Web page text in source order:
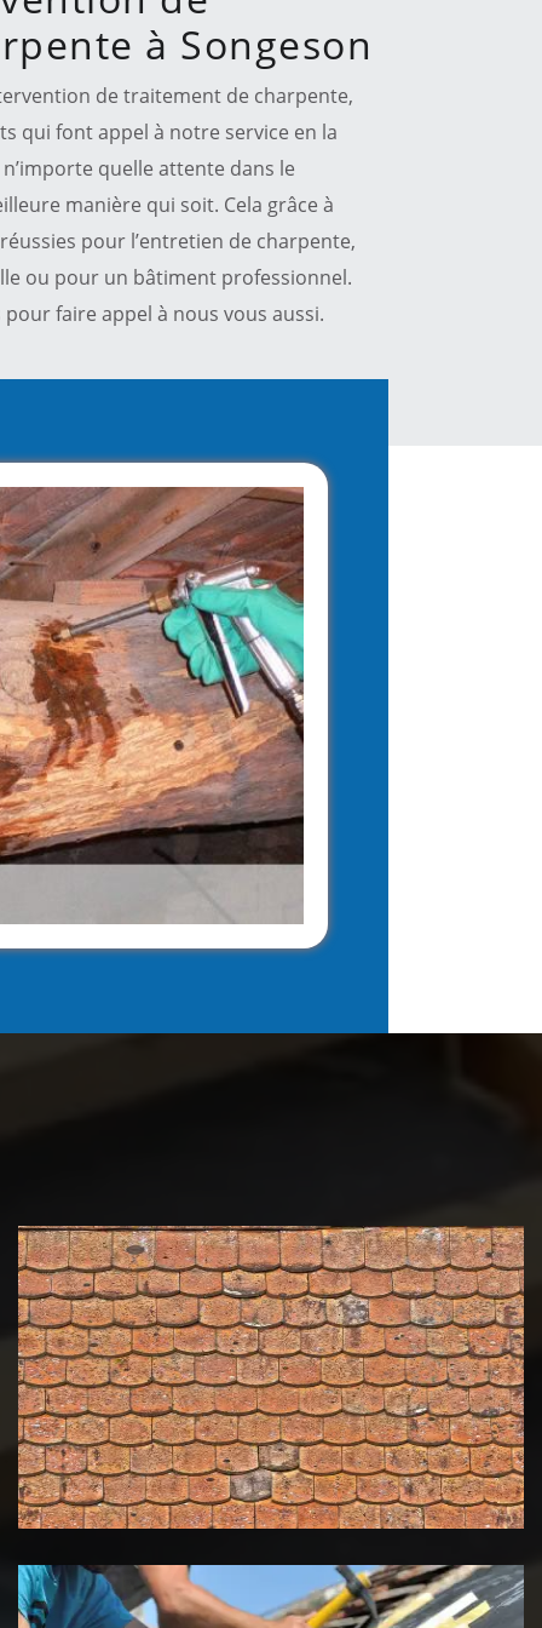
à Songeson
de traitement de charpente,
qui font appel à notre service en la
quelle attente dans le
manière qui soit. Cela grâce à
pour l’entretien de charpente,
ou pour un bâtiment professionnel.
faire appel à nous vous aussi.
Nettoyage et démoussage de
toiture 39 Jura